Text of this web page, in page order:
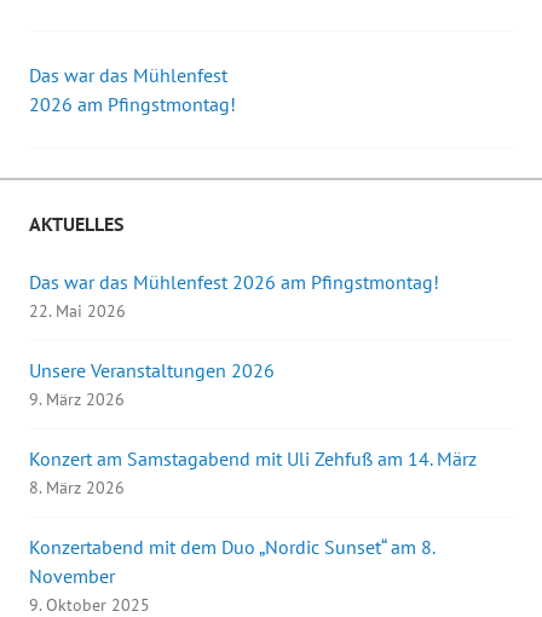
Beitrags-
Das war das Mühlenfest
2026 am Pfingstmontag!
AKTUELLES
Das war das Mühlenfest 2026 am Pfingstmontag!
22. Mai 2026
Unsere Veranstaltungen 2026
9. März 2026
Konzert am Samstagabend mit Uli Zehfuß am 14. März
8. März 2026
Konzertabend mit dem Duo „Nordic Sunset“ am 8.
November
9. Oktober 2025